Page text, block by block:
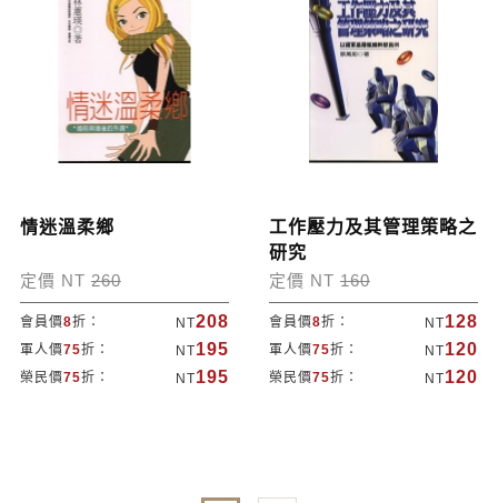
情迷溫柔鄉
定價 NT 260
會員價8折： NT208
軍人價75折： NT195
榮民價75折： NT195
工作壓力及其管理策略之
研究
定價 NT 160
會員價8折： NT128
軍人價75折： NT120
榮民價75折： NT120